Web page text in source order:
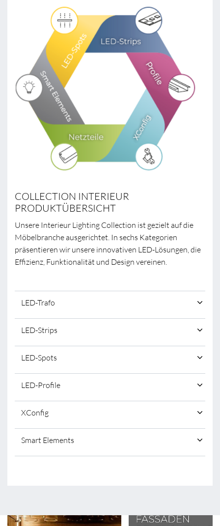
COLLECTION INTERIEUR
PRODUKTÜBERSICHT
Unsere Interieur Lighting Collection ist gezielt auf die
Möbelbranche ausgerichtet. In sechs Kategorien
präsentieren wir unsere innovativen LED-Lösungen, die
Effizienz, Funktionalität und Design vereinen.
LED-Trafo
LED-Strips
LED-Spots
LED-Profile
XConfig
Smart Elements